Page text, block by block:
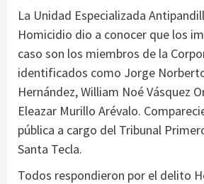
La Unidad Especializada
Homicidio dio a conocer que los
caso son los miembros de la
identificados como Jorge
Hernández, William Noé Vásquez
Eleazar Murillo Arévalo.
pública a cargo del Tribunal
Santa Tecla.
Todos respondieron por el delito